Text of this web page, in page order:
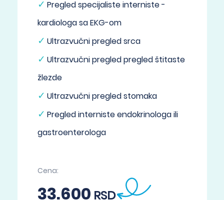
Pregled specijaliste interniste -
kardiologa sa EKG-om
Ultrazvučni pregled srca
Ultrazvučni pregled pregled štitaste
žlezde
Ultrazvučni pregled stomaka
Pregled interniste endokrinologa ili
gastroenterologa
Cena:
33.600 RSD